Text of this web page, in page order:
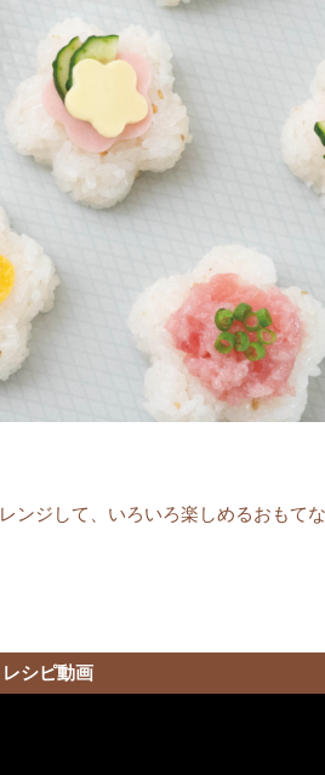
ンジして、いろいろ楽しめるおもて
レシピ動画